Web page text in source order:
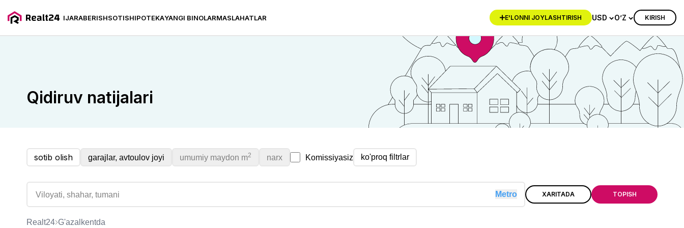
IJARABERISHSOTISHIPOTEKAYANGI BINOLARMASLAHATLAR E'LONNI JOYLASHTIRISH USD O’Z KIRISH
Qidiruv natijalari
sotib olish garajlar, avtoulov joyi umumiy maydon m2 narx Komissiyasiz ko'proq filtrlar
Metro XARITADA TOPISH
Realt24 G'azalkentda